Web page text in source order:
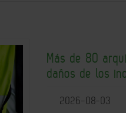
Más de 80
daños de los
2026-08-03